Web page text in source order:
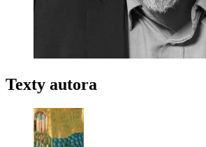
Texty autora